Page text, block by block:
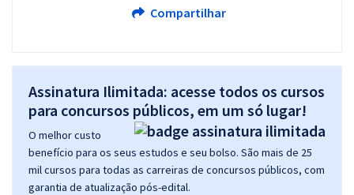
Compartilhar
Assinatura Ilimitada: acesse todos os cursos
para concursos públicos, em um só lugar!
O melhor custo
benefício para os seus estudos e seu bolso. São mais de 25
mil cursos para todas as carreiras de concursos públicos, com
garantia de atualização pós-edital.